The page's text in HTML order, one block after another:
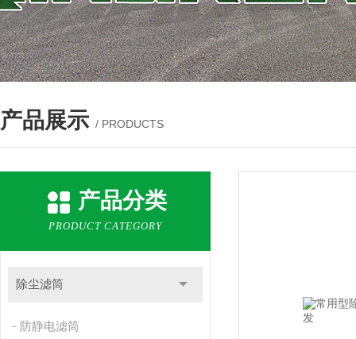
产品展示 / PRODUCTS
产品分类
PRODUCT CATEGORY
除尘滤筒
防静电滤筒